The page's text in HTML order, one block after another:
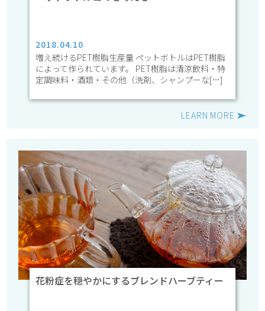
2018.04.10
増え続けるPET樹脂生産量 ペットボトルはPET樹脂
によって作られています。 PET樹脂は清涼飲料・特
定調味料・酒類・その他（洗剤、シャンプーな[…]
LEARN MORE
花粉症を穏やかにするブレンドハーブティー